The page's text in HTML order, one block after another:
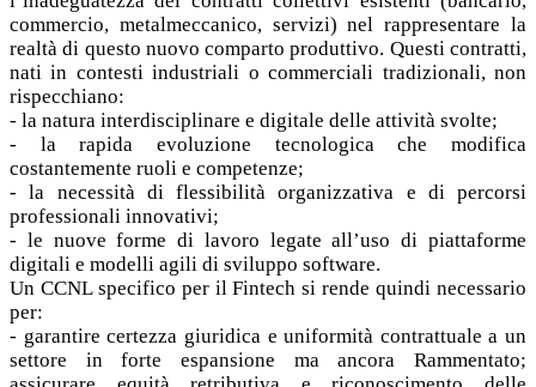
commercio, metalmeccanico, servizi) nel rappresentare la
realtà di questo nuovo comparto produttivo. Questi contratti,
nati in contesti industriali o commerciali tradizionali, non
rispecchiano:
- la natura interdisciplinare e digitale delle attività svolte;
- la rapida evoluzione tecnologica che modifica
costantemente ruoli e competenze;
- la necessità di flessibilità organizzativa e di percorsi
professionali innovativi;
- le nuove forme di lavoro legate all’uso di piattaforme
digitali e modelli agili di sviluppo software.
Un CCNL specifico per il Fintech si rende quindi necessario
per:
- garantire certezza giuridica e uniformità contrattuale a un
settore in forte espansione ma ancora Rammentato;